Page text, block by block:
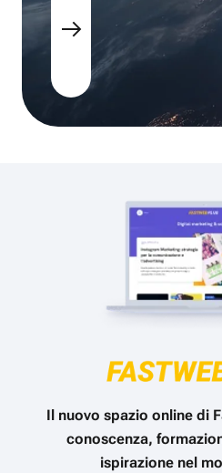
Il nuovo spazio online di
conoscenza,
ispirazione nel